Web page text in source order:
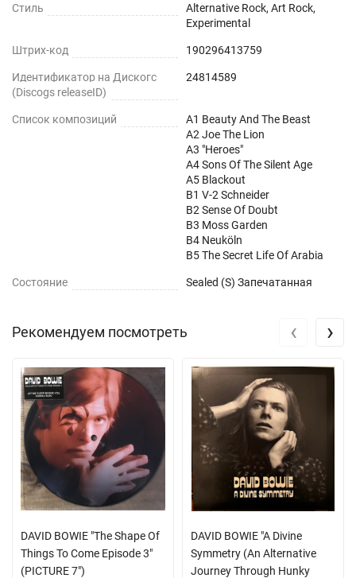
Стиль
Alternative Rock, Art Rock,
Experimental
Штрих-код 190296413759
Идентификатор на Дискогс
(Discogs releaseID)
24814589
Список композиций
A1 Beauty And The Beast
A2 Joe The Lion
A3 "Heroes"
A4 Sons Of The Silent Age
A5 Blackout
B1 V-2 Schneider
B2 Sense Of Doubt
B3 Moss Garden
B4 Neuköln
B5 The Secret Life Of Arabia
Состояние Sealed (S) Запечатанная
Рекомендуем посмотреть
DAVID BOWIE "The Shape Of
Things To Come Episode 3"
(PICTURE 7")
DAVID BOWIE "A Divine
Symmetry (An Alternative
Journey Through Hunky
‹ ›